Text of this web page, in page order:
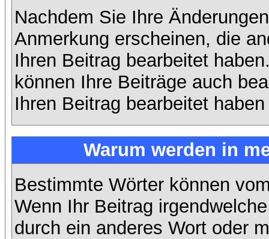
Nachdem Sie Ihre
Anmerkung erscheinen, die
Ihren Beitrag bearbeitet
können Ihre Beiträge auch
Ihren Beitrag bearbeitet
Warum werden in
Bestimmte Wörter können
Wenn Ihr Beitrag
durch ein anderes Wort oder